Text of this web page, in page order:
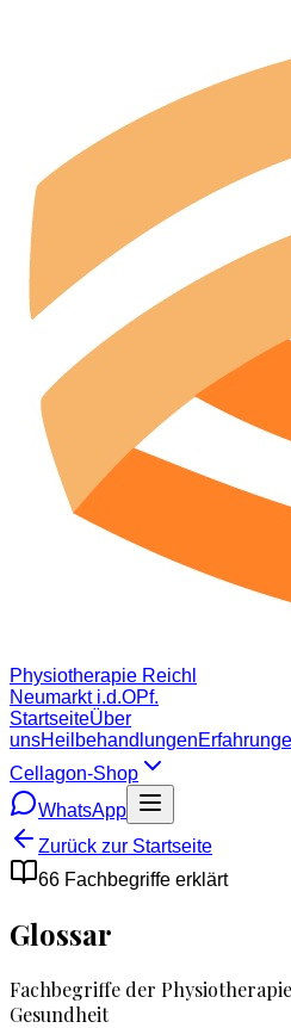
Physiotherapie Reichl
Neumarkt i.d.OPf.
StartseiteÜber
unsHeilbehandlungen
Cellagon-Shop
WhatsApp
Zurück zur Startseite
66 Fachbegriffe erklärt
Glossar
Fachbegriffe der
Gesundheit